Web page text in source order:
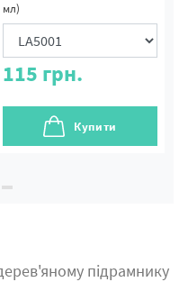
мл)
115 грн.
Купити
підрамнику